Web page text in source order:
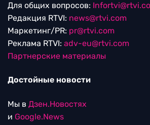
Для общих вопросов:
Редакция RTVI: news@rtvi.com
Маркетинг/PR: pr@rtvi.com
Реклама RTVI: adv-eu@rtvi.com
Партнерские материалы
Достойные новости
Мы в Дзен.Новостях
и Google.News